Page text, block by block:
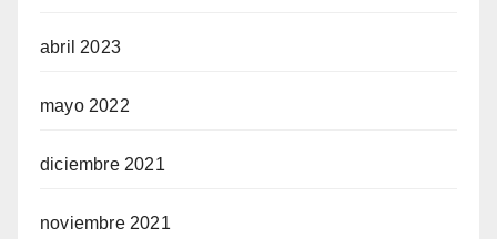
abril 2023
mayo 2022
diciembre 2021
noviembre 2021